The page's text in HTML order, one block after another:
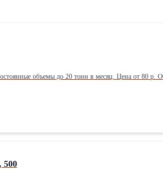
тонн в месяц. Цена от 80 р. ООО Пласт Сырье 89537499418 Андрей
500